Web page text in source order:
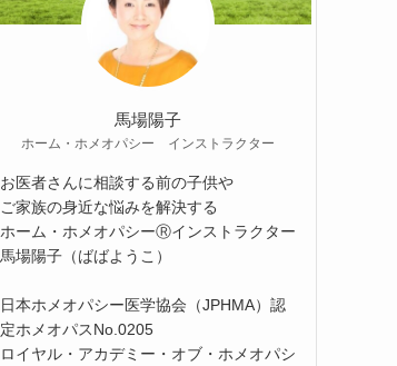
馬場陽子
ホーム・ホメオパシー インストラクター
お医者さんに相談する前の子供や
ご家族の身近な悩みを解決する
ホーム・ホメオパシーⓇインストラクター
馬場陽子（ばばようこ）
日本ホメオパシー医学協会（JPHMA）認
定ホメオパスNo.0205
ロイヤル・アカデミー・オブ・ホメオパシ